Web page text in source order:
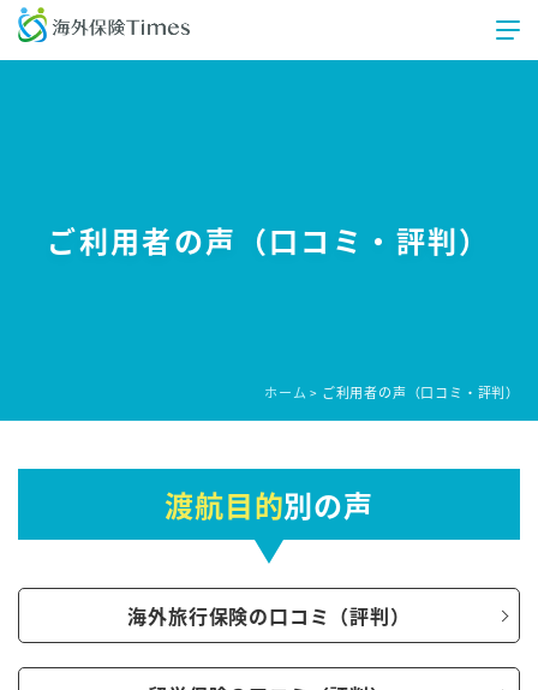
ご利用者の声（口コミ・評判）
ホーム > ご利用者の声（口コミ・評判）
渡航目的別の声
海外旅行保険の口コミ（評判）